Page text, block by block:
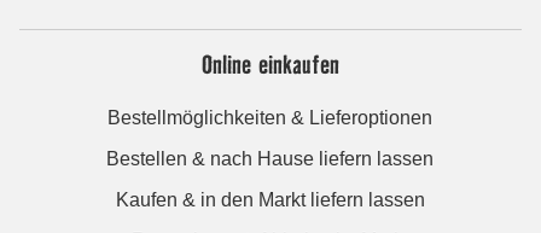
Online einkaufen
Bestellmöglichkeiten & Lieferoptionen
Bestellen & nach Hause liefern lassen
Kaufen & in den Markt liefern lassen